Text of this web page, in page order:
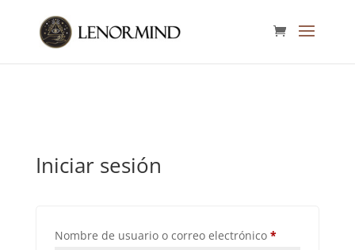
Iniciar sesión
Nombre de usuario o correo electrónico *Requerido